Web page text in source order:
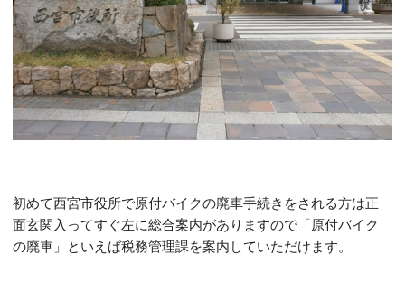
初めて西宮市役所で原付バイクの廃車手続きをされる方は正
面玄関入ってすぐ左に総合案内がありますので「原付バイク
の廃車」といえば税務管理課を案内していただけます。